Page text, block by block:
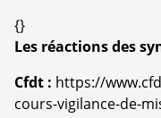
{}
Les réactions des
Cfdt : https://
cours-vigilance-de-